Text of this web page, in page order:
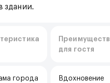
здании.
для гостя
города
Вдохновение